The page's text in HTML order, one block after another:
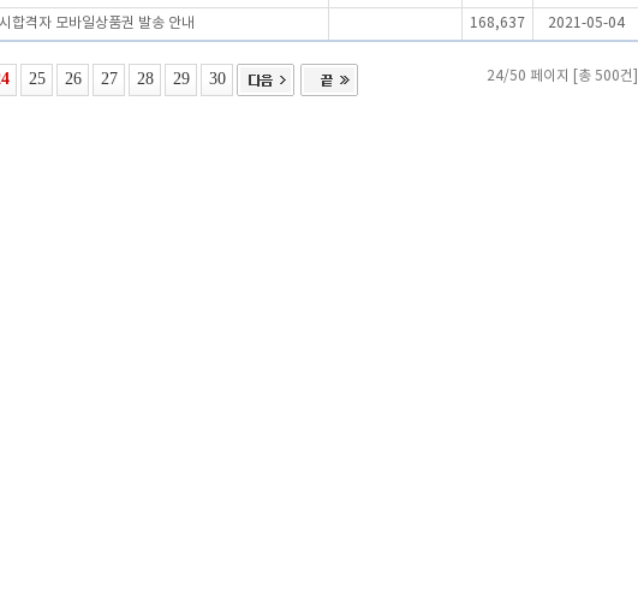
합격자 모바일상품권 발송 안내 168,637 2021-05-04
25 26 27 28 29 30 24/50 페이지 [총 500건]